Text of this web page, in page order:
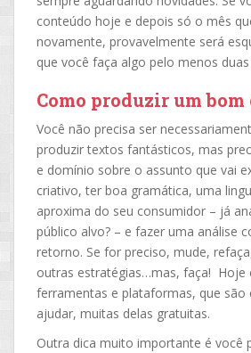
conteúdo hoje e depois só o mês
novamente, provavelmente será
que você faça algo pelo menos
Como produzir um bom
Você não precisa ser
produzir textos fantásticos, mas
e domínio sobre o assunto que vai
criativo, ter boa gramática, uma
aproxima do seu consumidor – já
público alvo? – e fazer uma análise
retorno. Se for preciso, mude,
outras estratégias…mas, faça! Hoje
ferramentas e plataformas, que são
ajudar, muitas delas gratuitas.
Outra dica muito importante é você